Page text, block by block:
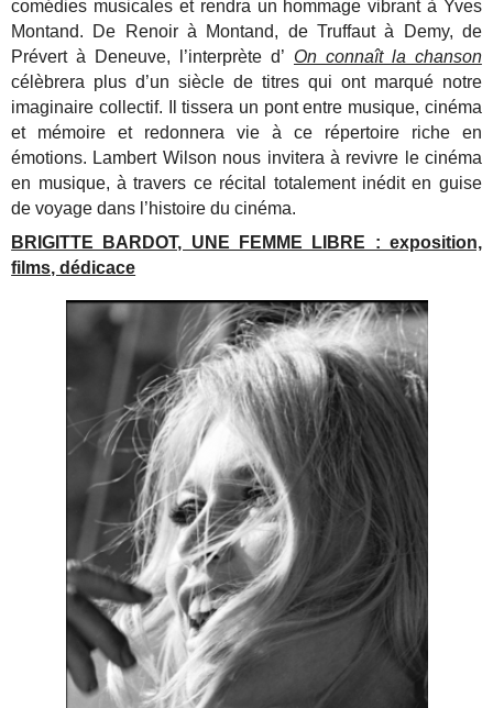
comédies musicales et rendra un hommage vibrant à Yves
Montand. De Renoir à Montand, de Truffaut à Demy, de
Prévert à Deneuve, l’interprète d’ On connaît la chanson
célèbrera plus d’un siècle de titres qui ont marqué notre
imaginaire collectif. Il tissera un pont entre musique, cinéma
et mémoire et redonnera vie à ce répertoire riche en
émotions. Lambert Wilson nous invitera à revivre le cinéma
en musique, à travers ce récital totalement inédit en guise
de voyage dans l’histoire du cinéma.
BRIGITTE BARDOT, UNE FEMME LIBRE : exposition,
films, dédicace